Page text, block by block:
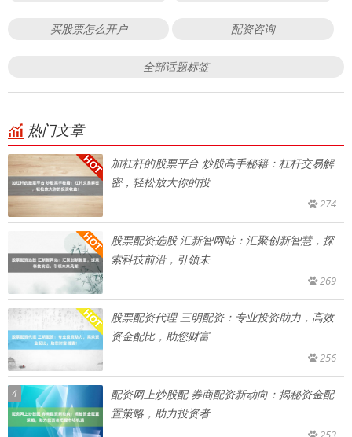
买股票怎么开户 配资咨询
全部话题标签
热门文章
加杠杆的股票平台 炒股高手秘籍：杠杆交易解
密，轻松放大你的投
274
股票配资选股 汇新智网站：汇聚创新智慧，探
索科技前沿，引领未
269
股票配资代理 三明配资：专业投资助力，高效
资金配比，助您财富
256
4
配资网上炒股配 券商配资新动向：揭秘资金配
置策略，助力投资者